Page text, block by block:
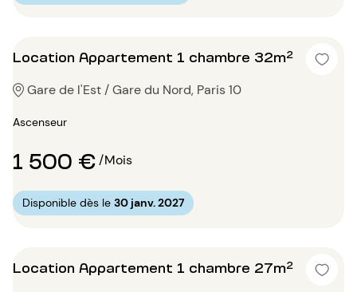
Location Appartement 1 chambre 32m²
Gare de l'Est / Gare du Nord, Paris 10
Ascenseur
1 500 €/Mois
Disponible dès le 30 janv. 2027
Location Appartement 1 chambre 27m²